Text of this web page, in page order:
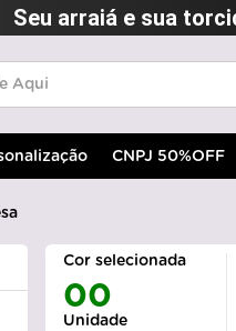
Seu arraiá e sua
CNPJ 50%OFF
Cor selecionada
00
Unidade